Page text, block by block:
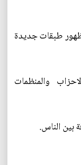
طبقات جديدة
والمنظمات